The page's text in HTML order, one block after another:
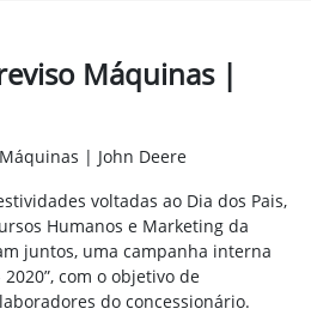
Máquinas |
| John Deere
voltadas ao Dia dos Pais,
Humanos e Marketing da
juntos, uma campanha interna
com o objetivo de
do concessionário.